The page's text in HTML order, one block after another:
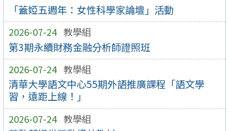
「蓋婭五週年：女性科學家論壇」活動
2026-07-24 教學組
第3期永續財務金融分析師證照班
2026-07-24 教學組
清華大學語文中心55期外語推廣課程「語文學
習，遠距上線！」
2026-07-24 教學組